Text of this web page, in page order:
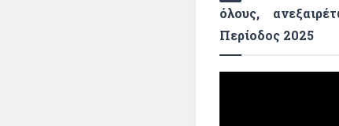
όλους,
Περίοδος 2025